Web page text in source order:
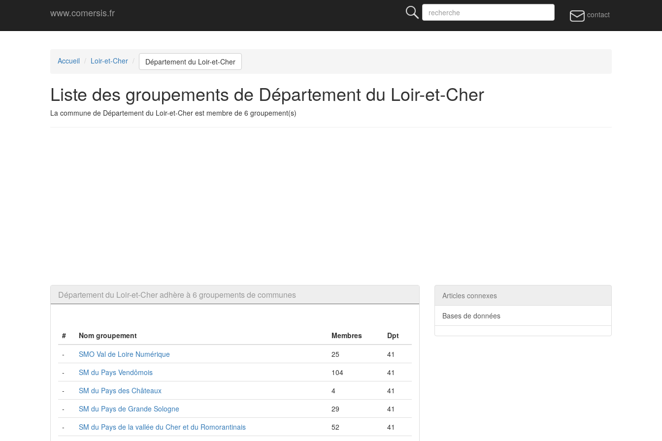
www.comersis.fr contact
Accueil Loir-et-Cher Département du Loir-et-Cher
Liste des groupements de Département du Loir-et-Cher
La commune de Département du Loir-et-Cher est membre de 6 groupement(s)
Département du Loir-et-Cher adhère à 6 groupements de communes
# Nom groupement Membres
Dpt
-
SMO Val de Loire Numérique 25
41
-
SM du Pays Vendômois 104
41
-
SM du Pays des Châteaux 4
41
-
SM du Pays de Grande Sologne 29
41
-
SM du Pays de la vallée du Cher et du Romorantinais 52
41
Articles connexes
Bases de données